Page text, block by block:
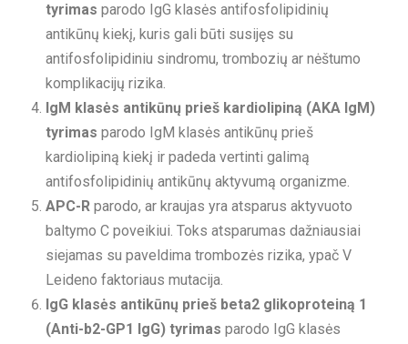
tyrimas parodo IgG klasės antifosfolipidinių
antikūnų kiekį, kuris gali būti susijęs su
antifosfolipidiniu sindromu, trombozių ar nėštumo
komplikacijų rizika.
IgM klasės antikūnų prieš kardiolipiną (AKA IgM)
tyrimas parodo IgM klasės antikūnų prieš
kardiolipiną kiekį ir padeda vertinti galimą
antifosfolipidinių antikūnų aktyvumą organizme.
APC-R parodo, ar kraujas yra atsparus aktyvuoto
baltymo C poveikiui. Toks atsparumas dažniausiai
siejamas su paveldima trombozės rizika, ypač V
Leideno faktoriaus mutacija.
IgG klasės antikūnų prieš beta2 glikoproteiną 1
(Anti-b2-GP1 IgG) tyrimas parodo IgG klasės